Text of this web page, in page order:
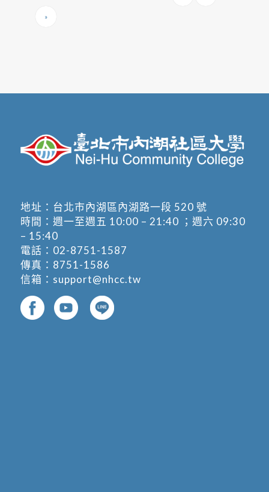
»
地址： 台北市內湖區內湖路一段 520 號
時間：週一至週五 10:00 – 21:40 ；週六 09:30
– 15:40
電話： 02-8751-1587
傳真：8751-1586
信箱： support@nhcc.tw